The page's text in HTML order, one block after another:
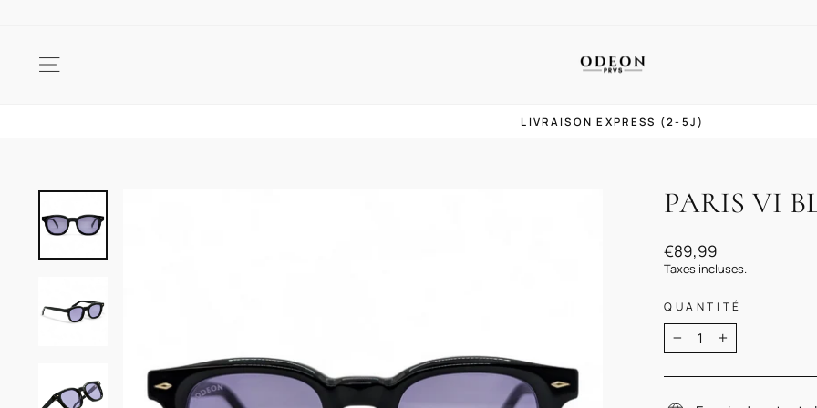
LIVRAISON EXPRESS (2-5J)
PARIS VI
Prix
régulier
€89,99
Taxes incluses.
QUANTITÉ
− +